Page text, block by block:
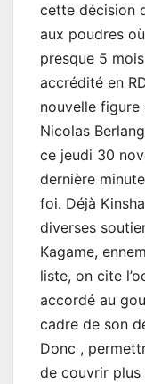
cette décision
aux poudres
presque 5
accrédité en
nouvelle figure
Nicolas
ce jeudi 30
dernière
foi. Déjà
diverses
Kagame,
liste, on cite
accordé au
cadre de son
Donc ,
de couvrir